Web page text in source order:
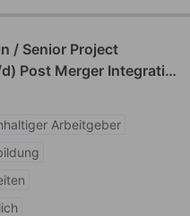
/ Senior Project
Post Merger Integration
Arbeitgeber